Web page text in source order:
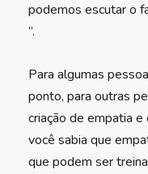
podemos escutar o
”.
Para algumas
ponto, para outras
criação de empatia
você sabia que
que podem ser